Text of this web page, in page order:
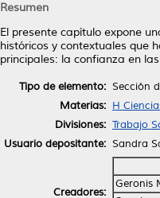
Resumen
El presente capítulo expone
históricos y contextuales que
principales: la confianza en
Tipo de elemento: Sección
Materias: H
Divisiones: Trabajo
Usuario depositante: Sandra
Creadores:
Geronis